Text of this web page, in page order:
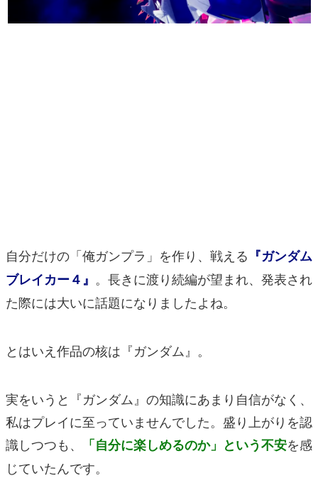
マンガ
自分だけの「俺ガンプラ」を作り、戦える 『ガンダム
ブレイカー４』 。長きに渡り続編が望まれ、発表され
た際には大いに話題になりましたよね。
とはいえ作品の核は『ガンダム』。
実をいうと『ガンダム』の知識にあまり自信がなく、
私はプレイに至っていませんでした。盛り上がりを認
識しつつも、
「自分に楽しめるのか」という不安を感
じていたんです。